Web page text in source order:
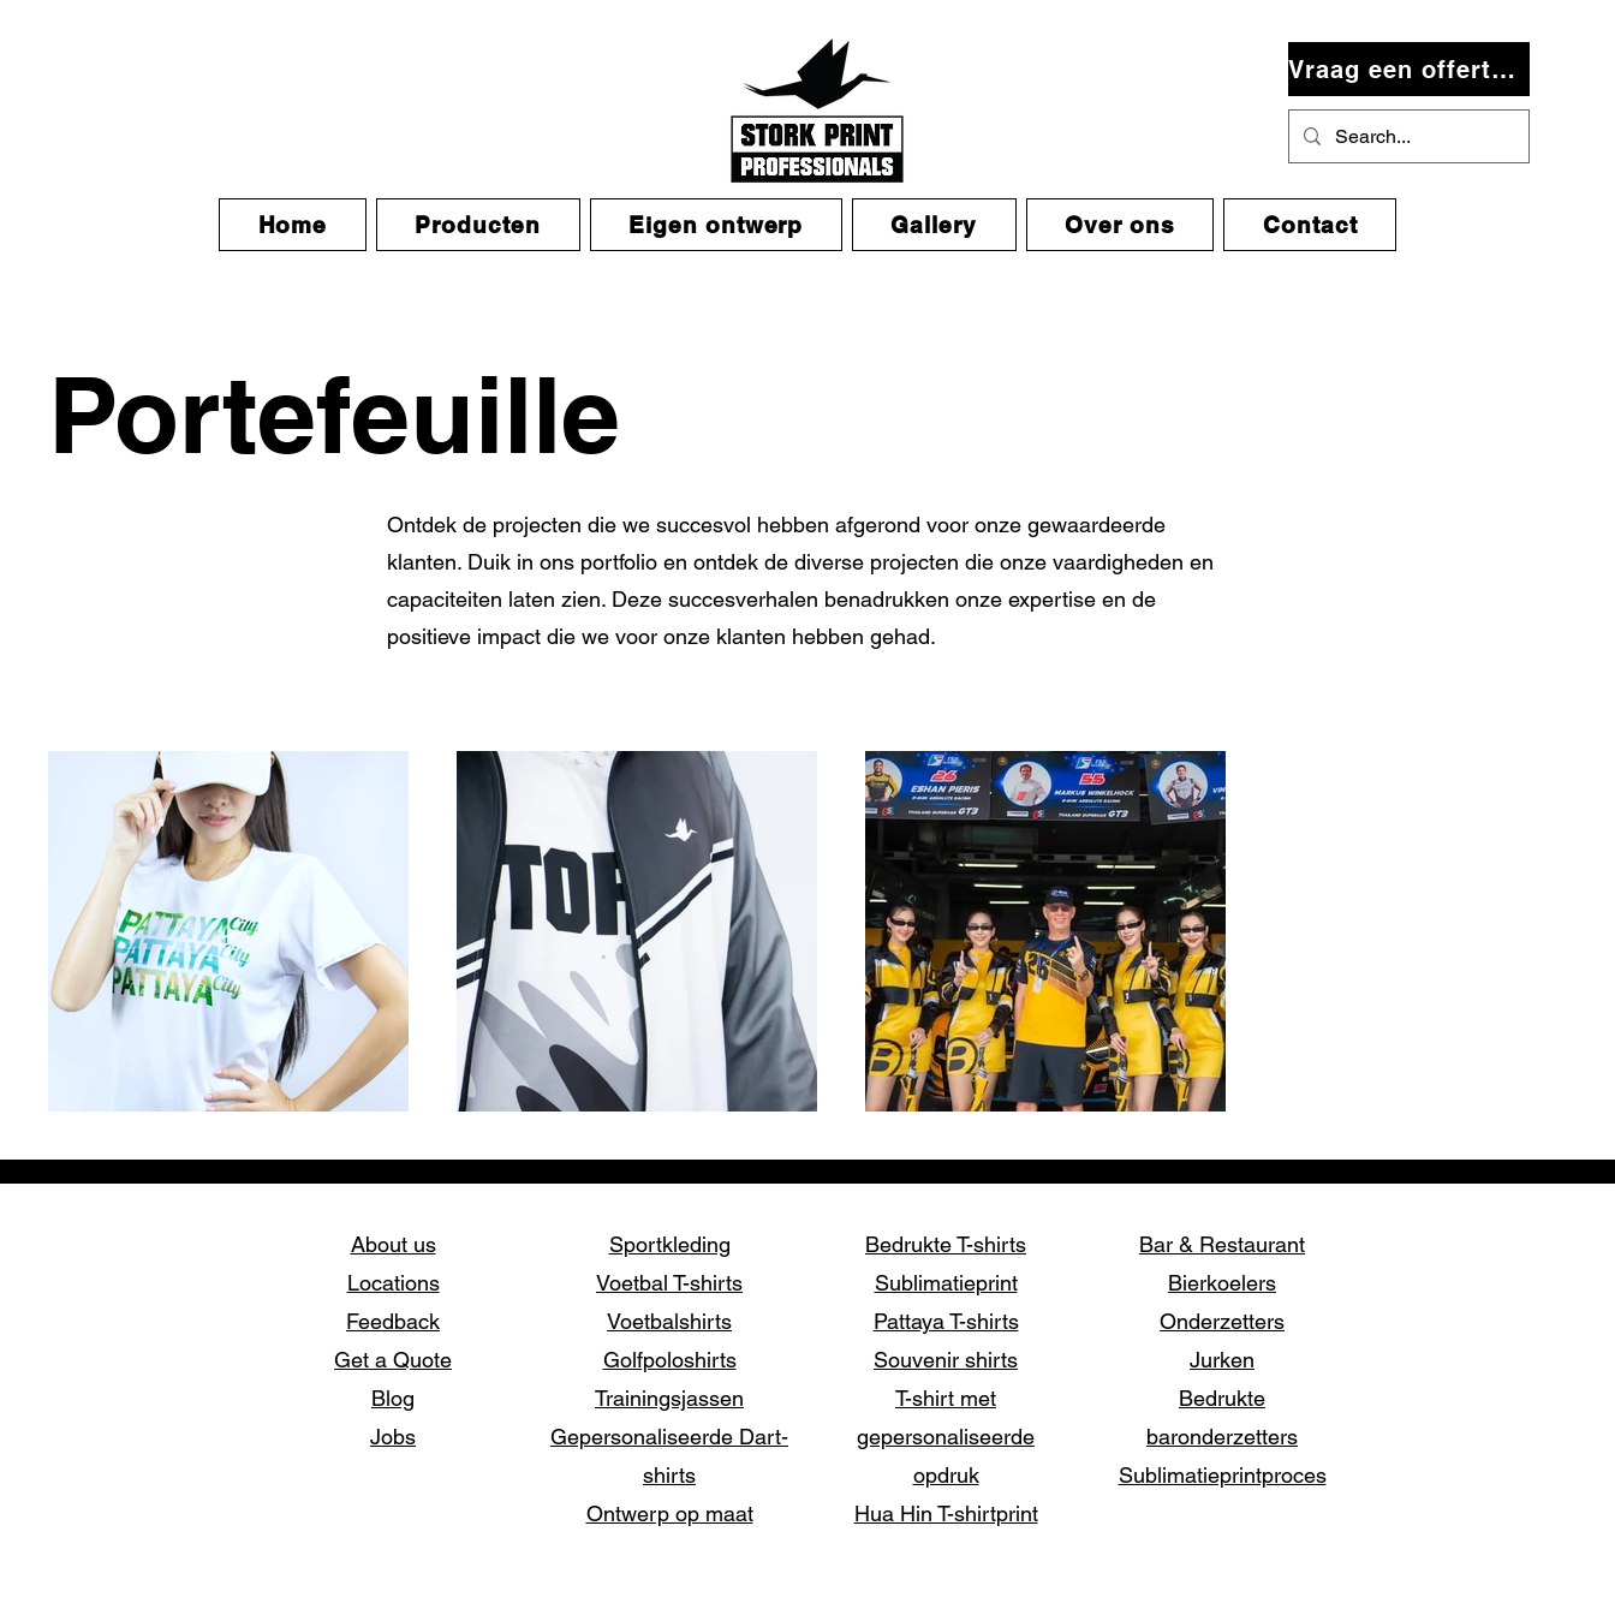
Vraag een offerte aan
Home Producten Eigen ontwerp Gallery Over ons Contact
Portefeuille
Ontdek de projecten die we succesvol hebben afgerond voor onze gewaardeerde
klanten. Duik in ons portfolio en ontdek de diverse projecten die onze vaardigheden en
capaciteiten laten zien. Deze succesverhalen benadrukken onze expertise en de
positieve impact die we voor onze klanten hebben gehad.
About us
Locations
Feedback
Get a Quote
Blog
Jobs
Sportkleding
Voetbal T-shirts
Voetbalshirts
Golfpoloshirts
Trainingsjassen
Gepersonaliseerde Dart-
shirts
Ontwerp op maat
Bedrukte T-shirts
Sublimatieprint
Pattaya T-shirts
Souvenir shirts
T-shirt met
gepersonaliseerde
opdruk
Hua Hin T-shirtprint
Bar & Restaurant
Bierkoelers
Onderzetters
Jurken
Bedrukte
baronderzetters
Sublimatieprintproces